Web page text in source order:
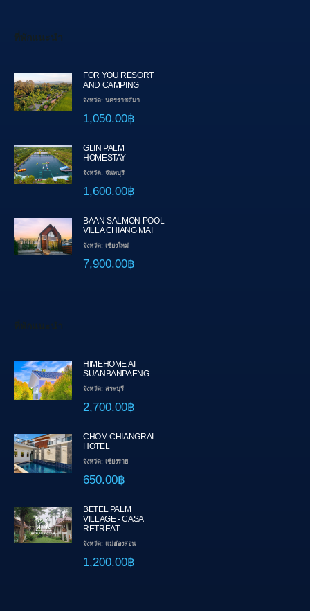
ที่พักแนะนำ
FOR YOU RESORT
AND CAMPING
จังหวัด: นครราชสีมา
1,050.00฿
GLIN PALM
HOMESTAY
จังหวัด: จันทบุรี
1,600.00฿
BAAN SALMON POOL
VILLA CHIANG MAI
จังหวัด: เชียงใหม่
7,900.00฿
ที่พักแนะนำ
HIMEHOME AT
SUANBANPAENG
จังหวัด: สระบุรี
2,700.00฿
CHOM CHIANGRAI
HOTEL
จังหวัด: เชียงราย
650.00฿
BETEL PALM
VILLAGE - CASA
RETREAT
จังหวัด: แม่ฮ่องสอน
1,200.00฿